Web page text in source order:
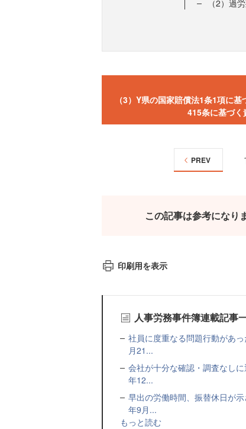
（2）過
（3）Y県の国家賠償法1条1項に
415条に基づく
PREV
この記事は参考になり
印刷用を表示
人事労務事件簿連載記事
社員に度重なる問題行動があ
月21...
会社が十分な確認・調査なし
年12...
早出の労働時間、振替休日が
年9月...
もっと読む